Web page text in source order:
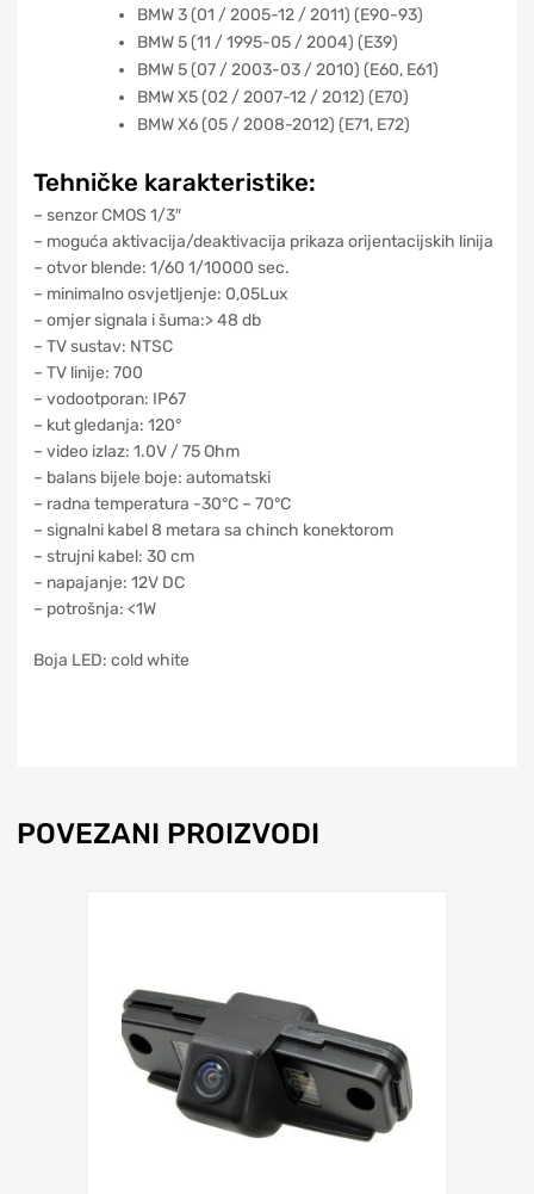
BMW 3 (01 / 2005-12 / 2011) (E90-93)
BMW 5 (11 / 1995-05 / 2004) (E39)
BMW 5 (07 / 2003-03 / 2010) (E60, E61)
BMW X5 (02 / 2007-12 / 2012) (E70)
BMW X6 (05 / 2008-2012) (E71, E72)
Tehničke karakteristike:
– senzor CMOS 1/3″
– moguća aktivacija/deaktivacija prikaza orijentacijskih linija
– otvor blende: 1/60 1/10000 sec.
– minimalno osvjetljenje: 0,05Lux
– omjer signala i šuma:> 48 db
– TV sustav: NTSC
– TV linije: 700
– vodootporan: IP67
– kut gledanja: 120°
– video izlaz: 1.0V / 75 Ohm
– balans bijele boje: automatski
– radna temperatura -30°C – 70°C
– signalni kabel 8 metara sa chinch konektorom
– strujni kabel: 30 cm
– napajanje: 12V DC
– potrošnja: <1W
Boja LED: cold white
POVEZANI PROIZVODI